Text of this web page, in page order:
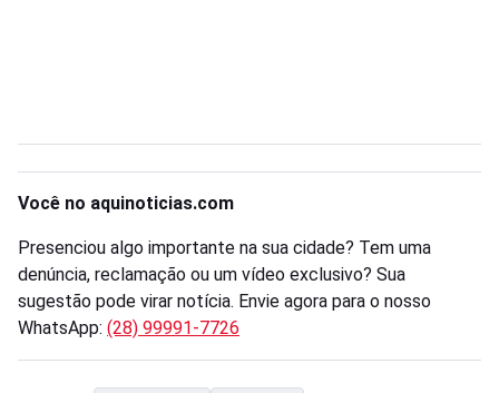
Você no aquinoticias.com
Presenciou algo importante na sua cidade? Tem uma
denúncia, reclamação ou um vídeo exclusivo? Sua
sugestão pode virar notícia. Envie agora para o nosso
WhatsApp: (28) 99991-7726